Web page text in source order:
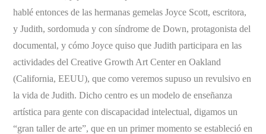
hablé entonces de las hermanas gemelas Joyce Scott, escritora,
y Judith, sordomuda y con síndrome de Down, protagonista del
documental, y cómo Joyce quiso que Judith participara en las
actividades del Creative Growth Art Center en Oakland
(California, EEUU), que como veremos supuso un revulsivo en
la vida de Judith. Dicho centro es un modelo de enseñanza
artística para gente con discapacidad intelectual, digamos un
“gran taller de arte”, que en un primer momento se estableció en